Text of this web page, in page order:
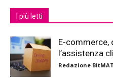
I più letti
E-commerce,
l’assistenza
Redazione BitMAT